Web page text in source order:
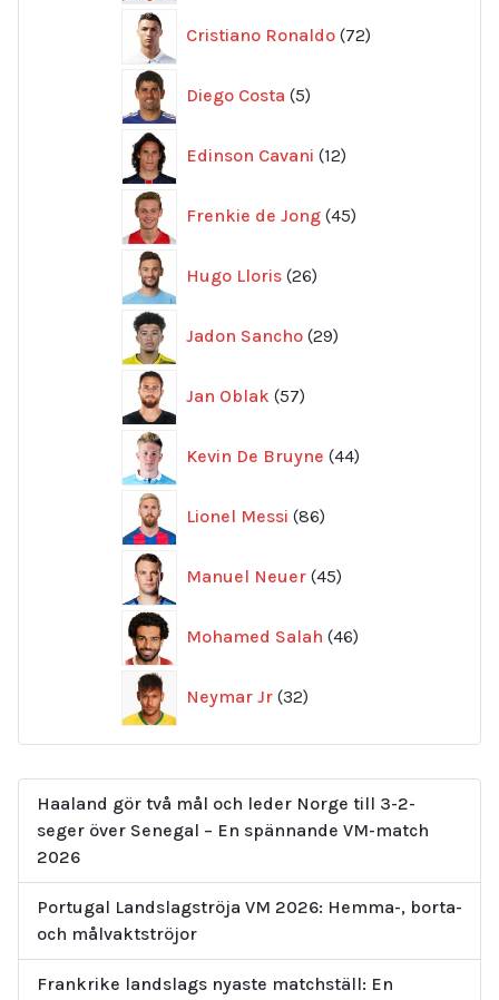
Cristiano Ronaldo 72
produkter
Diego Costa 5
produkter
Edinson Cavani 12
produkter
Frenkie de Jong 45
produkter
Hugo Lloris 26
produkter
Jadon Sancho 29
produkter
Jan Oblak 57
produkter
Kevin De Bruyne 44
produkter
Lionel Messi 86
produkter
Manuel Neuer 45
produkter
Mohamed Salah 46
produkter
Neymar Jr 32
produkter
Haaland gör två mål och leder Norge till 3-2-
seger över Senegal – En spännande VM-match
2026
Portugal Landslagströja VM 2026: Hemma-, borta-
och målvaktströjor
Frankrike landslags nyaste matchställ: En